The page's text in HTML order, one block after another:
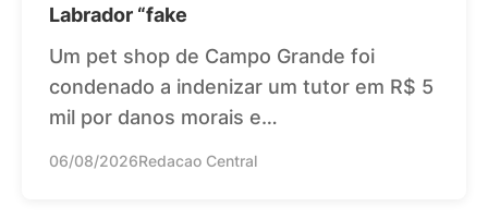
Labrador “fake
Um pet shop de Campo Grande foi
condenado a indenizar um tutor em R$ 5
mil por danos morais e…
06/08/2026Redacao Central